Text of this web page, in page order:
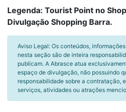
Legenda: Tourist Point no
Divulgação Shopping Barra.
Aviso Legal: Os conteúdos,
nesta seção são de inteira
publicam. A Abrasce atua
espaço de divulgação, não possuindo
responsabilidade sobre a contratação,
serviços, atividades ou atrações